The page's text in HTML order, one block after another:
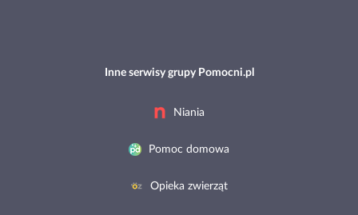
Inne serwisy grupy Pomocni.pl
Niania
Pomoc domowa
Opieka zwierząt